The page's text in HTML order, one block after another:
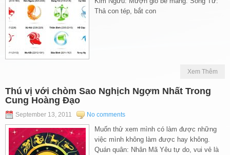
Thả con tép, bắt con
Xem Thêm
Thú vị với chòm Sao Nghịch Ngợm Nhất Trong
Cung Hoàng Đạo
September 13, 2011 No comments
Muốn thử xem mình có làm được những
việc mình không làm được hay không.
Quán quân: Nhân Mã Yêu tự do, vui vẻ là